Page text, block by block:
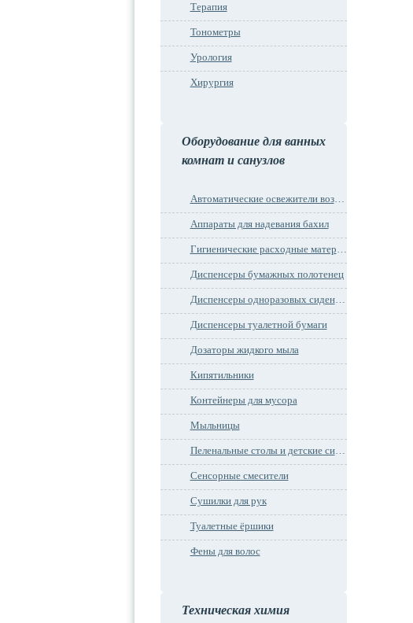
Терапия
Тонометры
Урология
Хирургия
Оборудование для ванных
комнат и санузлов
Автоматические освежители воздуха
Аппараты для надевания бахил
Гигиенические расходные материалы
Диспенсеры бумажных полотенец
Диспенсеры одноразовых сидений на унитаз
Диспенсеры туалетной бумаги
Дозаторы жидкого мыла
Кипятильники
Контейнеры для мусора
Мыльницы
Пеленальные столы и детские сидения
Сенсорные смесители
Сушилки для рук
Туалетные ёршики
Фены для волос
Техническая химия